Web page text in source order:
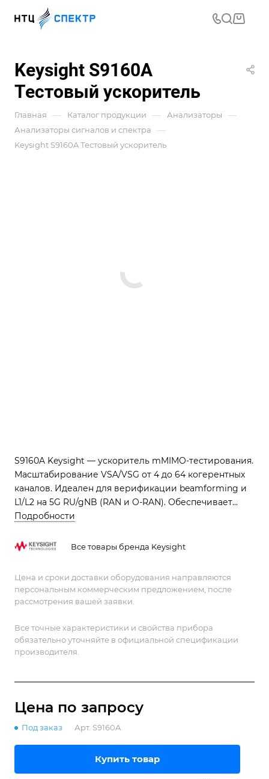
Keysight S9160A
Тестовый ускоритель
Главная — Каталог продукции — Анализаторы —
Анализаторы сигналов и спектра —
Keysight S9160A Тестовый ускоритель
S9160A Keysight — ускоритель mMIMO-тестирования.
Масштабирование VSA/VSG от 4 до 64 когерентных
каналов. Идеален для верификации beamforming и
L1/L2 на 5G RU/gNB (RAN и O-RAN). Обеспечивает
точность фазовой когерентности.
Подробности
Все товары бренда Keysight
Цена и сроки доставки оборудования направляются
персональным коммерческим предложением, после
рассмотрения вашей заявки.
Все точные характеристики и свойства прибора
обязательно уточняйте в официальной спецификации
производителя.
Цена по запросу
Под заказ Арт. S9160A
Купить товар